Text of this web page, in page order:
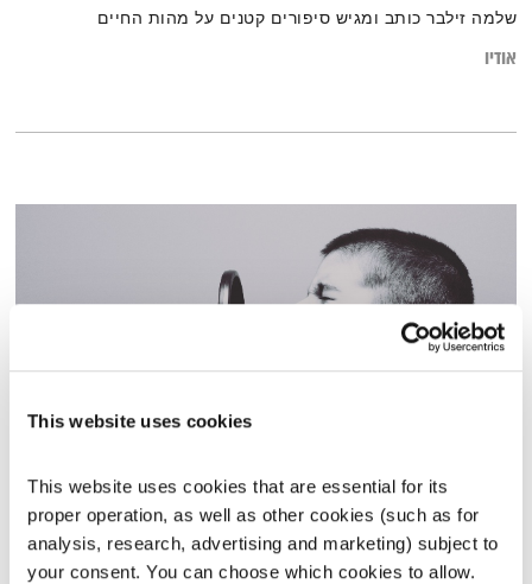
This website uses cookies
This website uses cookies that are essential for its
proper operation, as well as other cookies (such as for
analysis, research, advertising and marketing) subject to
your consent. You can choose which cookies to allow.
שלמה זילבר כותב ומגיש סיפורים קטנים על מהות החיים
אודיו
טיפול בקול
אסימונים
ענת קלו לברון
23.07.12
00:58:31